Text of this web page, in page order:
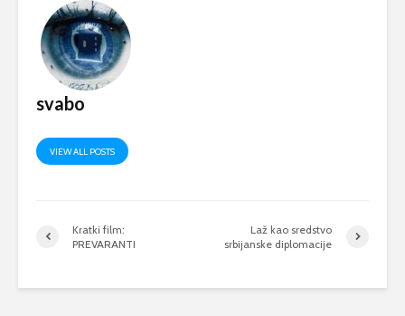
svabo
VIEW ALL POSTS
Kratki film:
PREVARANTI
Laž kao sredstvo
srbijanske diplomacije